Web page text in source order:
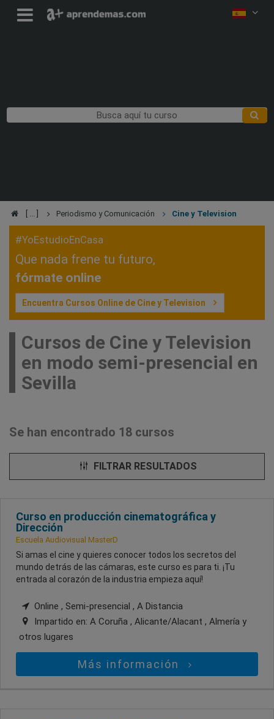
Periodismo y Comunicación Cine y Television
#YoEstudioEnCasa
Que nada frene tu futuro,
fórmate online
Encuentra Cursos Online de Cine y Television
Cursos de Cine y Television
en modo semi-presencial en
Sevilla
Se han encontrado 18 cursos
FILTRAR RESULTADOS
Curso en producción cinematográfica y
Dirección
Escuela Audiovisual MasterD
Si amas el cine y quieres conocer todos los secretos del
mundo detrás de las cámaras, este curso es para ti. ¡Tu
entrada al corazón de la industria empieza aquí!
Online , Semi-presencial , A Distancia
Impartido en: A Coruña , Alicante/Alacant , Almería y
otros lugares
Más información